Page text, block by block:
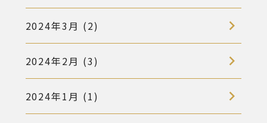
2024年3月 (2)
2024年2月 (3)
2024年1月 (1)